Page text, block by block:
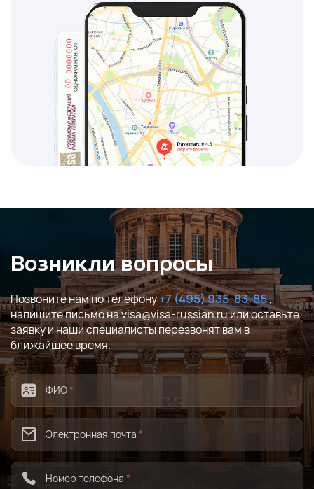
Возникли вопросы
Позвоните нам по телефону+7 (495) 935-83-85,
напишите письмо на visa@visa-russian.ru или оставьте
заявку и наши специалисты перезвонят вам в
ближайшее время.
ФИО*
Электронная почта *
Номер телефона *